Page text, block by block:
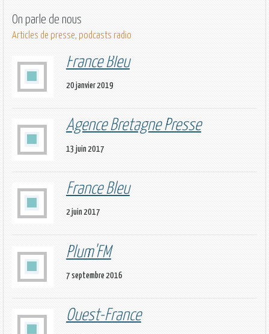
On parle de nous
Articles de presse, podcasts radio
France Bleu
20 janvier 2019
Agence Bretagne Presse
13 juin 2017
France Bleu
2 juin 2017
Plum'FM
7 septembre 2016
Ouest-France